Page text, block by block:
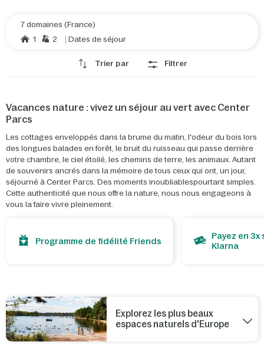
7 domaines (France)
1
2 Dates de séjour
Trier par Filtrer
Vacances nature : vivez un séjour au vert avec Center
Parcs
Les cottages enveloppés dans la brume du matin, l'odeur du bois lors
des longues balades en forêt, le bruit du ruisseau qui passe derrière
votre chambre, le ciel étoilé, les chemins de terre, les animaux. Autant
de souvenirs ancrés dans la mémoire de tous ceux qui ont, un jour,
séjourné à Center Parcs. Des moments inoubliablespourtant simples.
Cette authenticité que nous offre la nature, nous nous engageons à
vous la faire vivre pleinement.
Programme de fidélité Friends
Payez en
Klarna
Explorez les plus beaux
espaces naturels d'Europe